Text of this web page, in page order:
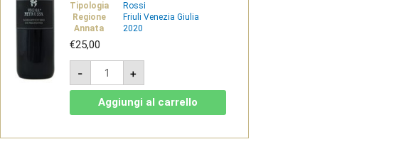
Tipologia
Rossi
Regione
Friuli Venezia Giulia
Annata
2020
€25,00
-
Schioppettino
Prepotto
2020
DOC
Colli
+
Aggiungi al carrello